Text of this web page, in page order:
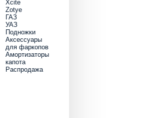
Xcite
Zotye
ГАЗ
УАЗ
Подножки
Аксессуары
для фаркопов
Амортизаторы
капота
Распродажа